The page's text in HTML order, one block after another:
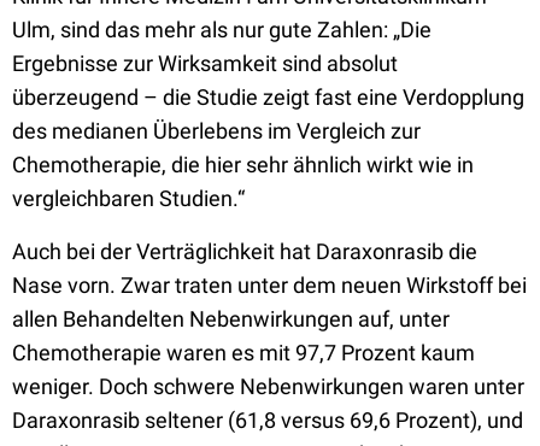
Ulm, sind das mehr als nur gute Zahlen: „Die
Ergebnisse zur Wirksamkeit sind absolut
überzeugend – die Studie zeigt fast eine Verdopplung
des medianen Überlebens im Vergleich zur
Chemotherapie, die hier sehr ähnlich wirkt wie in
vergleichbaren Studien.“
Auch bei der Verträglichkeit hat Daraxonrasib die
Nase vorn. Zwar traten unter dem neuen Wirkstoff bei
allen Behandelten Nebenwirkungen auf, unter
Chemotherapie waren es mit 97,7 Prozent kaum
weniger. Doch schwere Nebenwirkungen waren unter
Daraxonrasib seltener (61,8 versus 69,6 Prozent), und